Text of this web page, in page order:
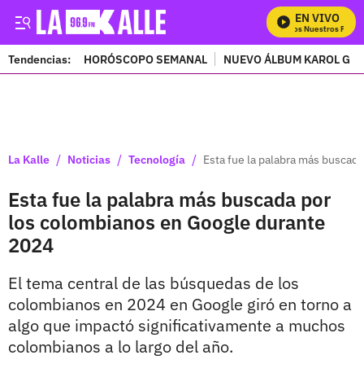
EN VIVO
Mira Todos Nuestros
Tendencias: HORÓSCOPO SEMANAL NUEVO ÁLBUM KAROL G
La Kalle / Noticias / Tecnología / Esta fue la palabra más
Esta fue la palabra más buscada por
los colombianos en Google durante
2024
El tema central de las búsquedas de los
colombianos en 2024 en Google giró en torno a
algo que impactó significativamente a muchos
colombianos a lo largo del año.